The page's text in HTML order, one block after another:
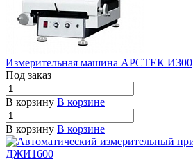
Измерительная машина АРСТЕК И300
Под заказ
В корзину В корзине
В корзину В корзине